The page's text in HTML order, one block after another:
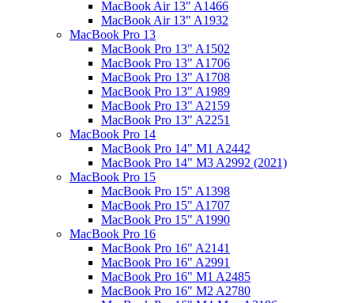
MacBook Air 13" A1466
MacBook Air 13" A1932
MacBook Pro 13
MacBook Pro 13" A1502
MacBook Pro 13" A1706
MacBook Pro 13" A1708
MacBook Pro 13" A1989
MacBook Pro 13" A2159
MacBook Pro 13" A2251
MacBook Pro 14
MacBook Pro 14" M1 A2442
MacBook Pro 14" M3 A2992 (2021)
MacBook Pro 15
MacBook Pro 15" A1398
MacBook Pro 15" A1707
MacBook Pro 15" A1990
MacBook Pro 16
MacBook Pro 16" A2141
MacBook Pro 16" A2991
MacBook Pro 16" M1 A2485
MacBook Pro 16" M2 A2780